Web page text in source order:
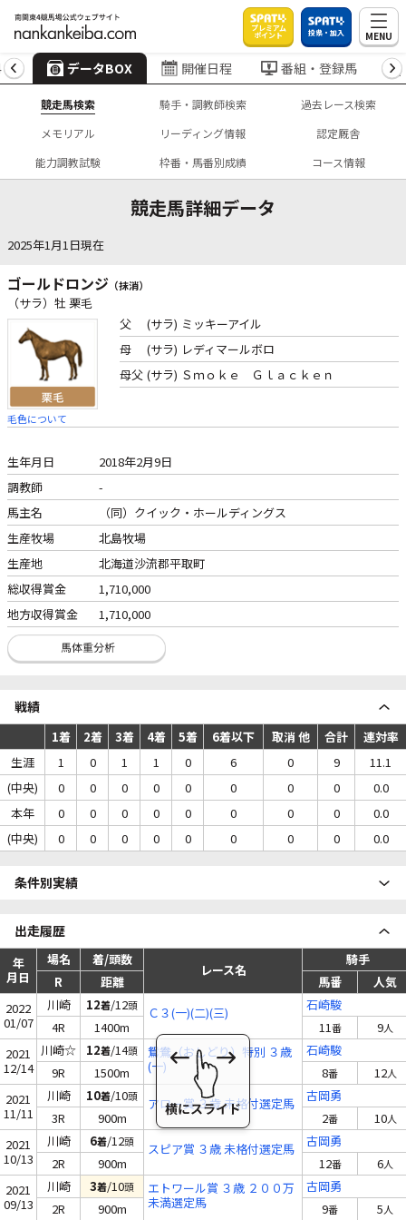
プレミアム
ポイント 投票・加入 MENU
データBOX 開催日程 番組・登録馬
競走馬検索 騎手・調教師検索
過去レース検索
メモリアル
リーディング情報
認定厩舎
能力調教試験
枠番・馬番別成績 コース情報
競走馬詳細データ
2025年1月1日現在
ゴールドロンジ （抹消）
（サラ）牡 栗毛
毛色について
父 (サラ) ミッキーアイル
母
(サラ) レディマールボロ
母父 (サラ) Ｓｍｏｋｅ Ｇｌａｃｋｅｎ
生年月日
2018年2月9日
調教師
-
馬主名
（同）クイック・ホールディングス
生産牧場
北島牧場
生産地
北海道沙流郡平取町
総収得賞金
1,710,000
地方収得賞金
1,710,000
戦績
1着 2着 3着 4着 5着 6着以下 取消 他 合計
連対率
生涯
1 0 1 1 0 6 0 9
11.1
(中央)
0 0 0 0 0 0 0 0
0.0
本年
0 0 0 0 0 0 0 0
0.0
(中央)
0 0 0 0 0 0 0 0 0.0
条件別実績
出走履歴
年
月日
場名 着/頭数
レース名
騎手
R
距離 馬番
人気
2022
01/07
川崎 12着/12頭 Ｃ３(一)(二)(三)
石崎駿
4R
1400m 11番 9人
2021
12/14
川崎☆ 12着/14頭
鴛鴦（おしどり）特別 ３歳
(一)
石崎駿
9R
1500m 8番 12人
2021
11/11
川崎 10着/10頭 アロー賞 ３歳 未格付選定馬
古岡勇
3R
900m 2番 10人
2021
10/13
川崎 6着/12頭 スピア賞 ３歳 未格付選定馬
古岡勇
2R
900m 12番 6人
2021
09/13
川崎 3着/10頭
エトワール賞 ３歳 ２００万
未満選定馬
古岡勇
2R
900m 9番 5人